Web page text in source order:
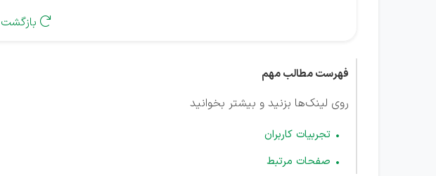

فهرست مطالب مهم
روی لینک‌ها بزنید و بیشتر بخوانید
تجربیات کاربران
صفحات مرتبط